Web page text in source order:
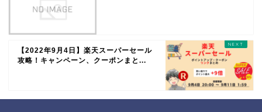
【2022年9月4日】楽天スーパーセール
攻略！キャンペーン、クーポンまと...